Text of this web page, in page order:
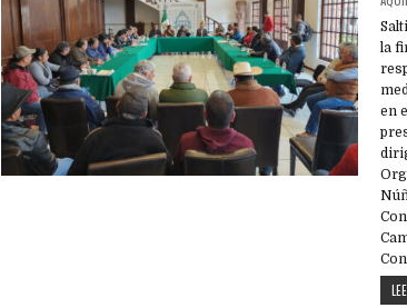
la
en